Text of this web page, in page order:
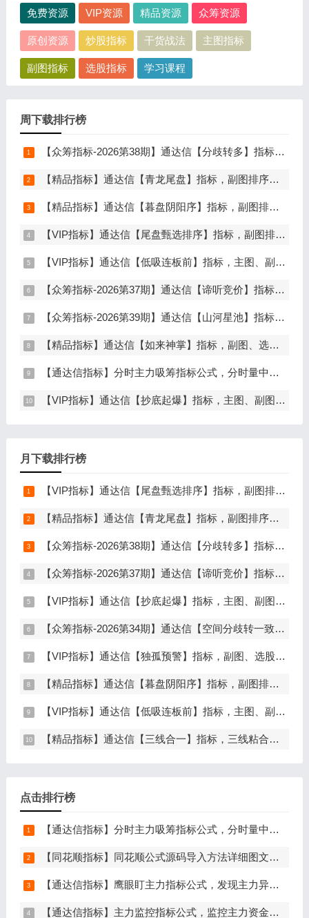
免费资源 VIP资源 精品资源 众筹资源
原创资源 炒股指标 干货战法 主图指标
副图指标 选股指标 学习课程
周下载排行榜
【众筹指标-2026第38期】通达信【分歧转多】指标，主图、副图、选股，首板分歧低吸二波行情，信号少，胜率高，手机电脑通达信通用
【精品指标】通达信【青龙尾盘】指标，副图排序，分时主图，排序潜伏，次日套利，信号可回看，超短策略，仅限电脑通达信使用
【精品指标】通达信【暮盘阴阳序】指标，副图排序，尾盘选股，电脑版量化辅助工具，尾盘排序，信号全天不变，仅限电脑通达信使用
【VIP指标】通达信【尾盘甄选排序】指标，副图排序，短线打造的尾盘战法，今买明卖超短战法，信号可回测，仅限电脑通达信使用
【VIP指标】通达信【低吸连板前】指标，主图、副图、选股，埋伏连板前的节点，信号不漂移，手机电脑通达信通用
【众筹指标-2026第37期】通达信【谛听竞价】指标，副图排序、选股，原价5980元的早盘竞价指标，可回测历史数据，信号全天不变，开放源码可永久使用，手机电脑通达信通用
【众筹指标-2026第39期】通达信【山河星池】指标，主图、副图、选股，中短线趋势拐点与量能异动突破，信号少而精，手机电脑通达信通用
【精品指标】通达信【如来神掌】指标，副图、选股，有筹码进场，堪称金钻，仅限电脑通达信使用
【通达信指标】分时主力吸筹指标公式，分时量中显主力（分时副图）
【VIP指标】通达信【抄底起爆】指标，主图、副图、选股，趋势缩量放量三重信号确认，解决抄底总在半山腰难题，手机电脑通达信通用
月下载排行榜
【VIP指标】通达信【尾盘甄选排序】指标，副图排序，短线打造的尾盘战法，今买明卖超短战法，信号可回测，仅限电脑通达信使用
【精品指标】通达信【青龙尾盘】指标，副图排序，分时主图，排序潜伏，次日套利，信号可回看，超短策略，仅限电脑通达信使用
【众筹指标-2026第38期】通达信【分歧转多】指标，主图、副图、选股，首板分歧低吸二波行情，信号少，胜率高，手机电脑通达信通用
【众筹指标-2026第37期】通达信【谛听竞价】指标，副图排序、选股，原价5980元的早盘竞价指标，可回测历史数据，信号全天不变，开放源码可永久使用，手机电脑通达信通用
【VIP指标】通达信【抄底起爆】指标，主图、副图、选股，趋势缩量放量三重信号确认，解决抄底总在半山腰难题，手机电脑通达信通用
【众筹指标-2026第34期】通达信【空间分歧转一致】指标，主图、副图、选股，中长线波段低吸，分歧后一致量化信号，低吸二波，无未来函数，手机电脑通达信通用
【VIP指标】通达信【独孤预警】指标，副图、选股，码力金矿独创趋势企稳预警，无未来函数，手机电脑通达信通用
【精品指标】通达信【暮盘阴阳序】指标，副图排序，尾盘选股，电脑版量化辅助工具，尾盘排序，信号全天不变，仅限电脑通达信使用
【VIP指标】通达信【低吸连板前】指标，主图、副图、选股，埋伏连板前的节点，信号不漂移，手机电脑通达信通用
【精品指标】通达信【三线合一】指标，三线粘合必涨，无未来函数，手机电脑通达信通用
点击排行榜
【通达信指标】分时主力吸筹指标公式，分时量中显主力（分时副图）
【同花顺指标】同花顺公式源码导入方法详细图文教程
【通达信指标】鹰眼盯主力指标公式，发现主力异动资金（副图+选股）
【通达信指标】主力监控指标公式，监控主力资金和筹码异动（副图+选股）